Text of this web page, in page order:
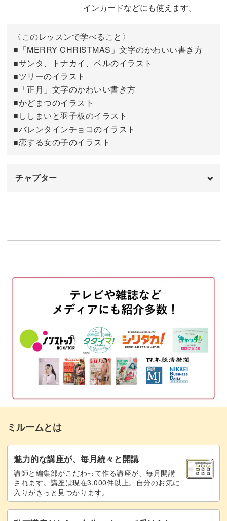
シャンパンを描く
ウェディングケーキを描く
完成♪
インカードなどにも使えます。
〈このレッスンで学べること〉
■「MERRY CHRISTMAS」文字のかわいい書き方
■サンタ、トナカイ、ベルのイラスト
■ツリーのイラスト
■「正月」文字のかわいい書き方
■かどまつのイラスト
■ししまいと羽子板のイラスト
■バレンタインチョコのイラスト
■恋する女の子のイラスト
チャプター
クリスマスのイラストを描く
3種のツリーを描く
門松を描く 11:53
獅子舞と羽子板を描く
バレンタインチョコを描く
バレンタインのイラストを描く 26:03
完成♪
ミルームとは
魅力的な講座が、毎月続々と開講
講師と編集部がこだわって作る講座が、毎月開講
されます。講座は現在3,000件以上。自分のお気に
入りがきっと見つかります。